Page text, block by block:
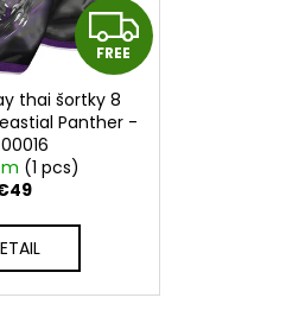
F
R
FREE
thai šortky 8
Panther -
(1 pcs)